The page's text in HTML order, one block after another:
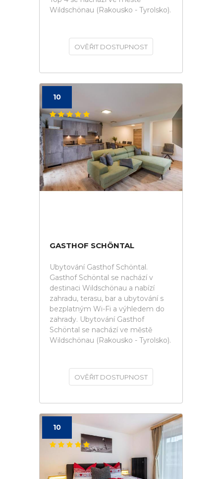
Wildschönau (Rakousko - Tyrolsko).
OVĚŘIT DOSTUPNOST
10
GASTHOF SCHÖNTAL
Ubytování Gasthof Schöntal.
Gasthof Schöntal se nachází v
destinaci Wildschönau a nabízí
zahradu, terasu, bar a ubytování s
bezplatným Wi-Fi a výhledem do
zahrady. Ubytování Gasthof
Schöntal se nachází ve městě
Wildschönau (Rakousko - Tyrolsko).
OVĚŘIT DOSTUPNOST
10